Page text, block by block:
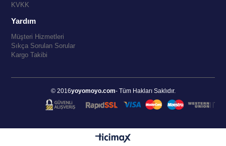
KVKK
Yardım
Müşteri Hizmetleri
Sıkça Sorulan Sorular
Kargo Takibi
© 2016yoyomoyo.com- Tüm Hakları Saklıdır.